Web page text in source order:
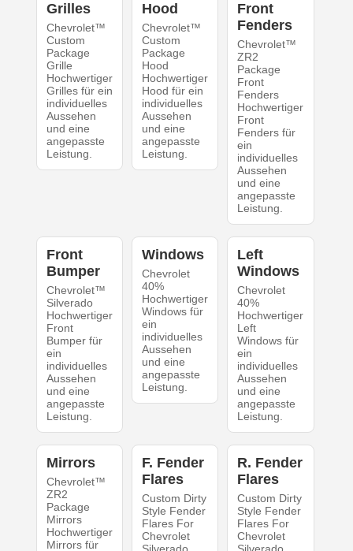
Grilles
Chevrolet™
Custom
Package
Grille
Hochwertiger
Grilles für ein
individuelles
Aussehen
und eine
angepasste
Leistung.
Hood
Chevrolet™
Custom
Package
Hood
Hochwertiger
Hood für ein
individuelles
Aussehen
und eine
angepasste
Leistung.
Front
Fenders
Chevrolet™
ZR2
Package
Front
Fenders
Hochwertiger
Front
Fenders für
ein
individuelles
Aussehen
und eine
angepasste
Leistung.
Front
Bumper
Chevrolet™
Silverado
Hochwertiger
Front
Bumper für
ein
individuelles
Aussehen
und eine
angepasste
Leistung.
Windows
Chevrolet
40%
Hochwertiger
Windows für
ein
individuelles
Aussehen
und eine
angepasste
Leistung.
Left
Windows
Chevrolet
40%
Hochwertiger
Left
Windows für
ein
individuelles
Aussehen
und eine
angepasste
Leistung.
Mirrors
Chevrolet™
ZR2
Package
Mirrors
Hochwertiger
Mirrors für
F. Fender
Flares
Custom Dirty
Style Fender
Flares For
Chevrolet
R. Fender
Flares
Custom Dirty
Style Fender
Flares For
Chevrolet